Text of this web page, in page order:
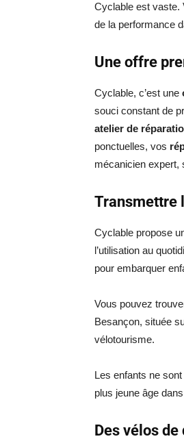
Cyclable est vaste.
de la performance
Une offre
Cyclable, c’est une
souci constant de
atelier de
ponctuelles, vos
mécanicien expert,
Transmettre
Cyclable propose
l’utilisation au
pour embarquer
Vous pouvez
Besançon, située
vélotourisme.
Les enfants ne
plus jeune âge
Des vélos